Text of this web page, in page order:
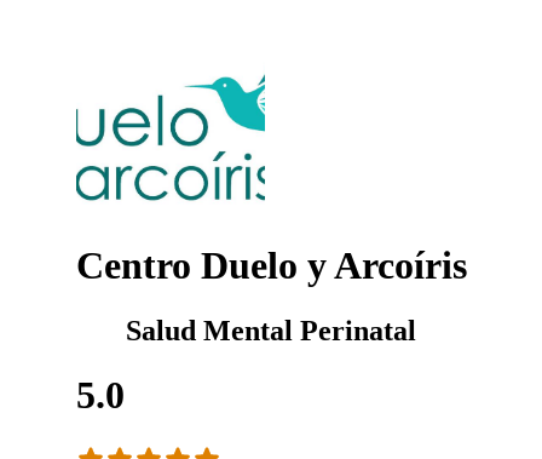
Centro Duelo y Arcoíris
Salud Mental Perinatal
5.0